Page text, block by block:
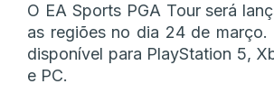
O EA Sports PGA Tour será
as regiões no dia 24 de março.
disponível para PlayStation 5,
e PC.